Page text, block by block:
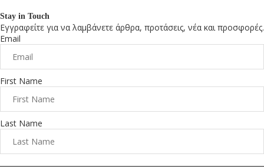
Stay in Touch
Εγγραφείτε για να λαμβάνετε άρθρα, προτάσεις, νέα και προσφορές.
Email
First Name
Last Name